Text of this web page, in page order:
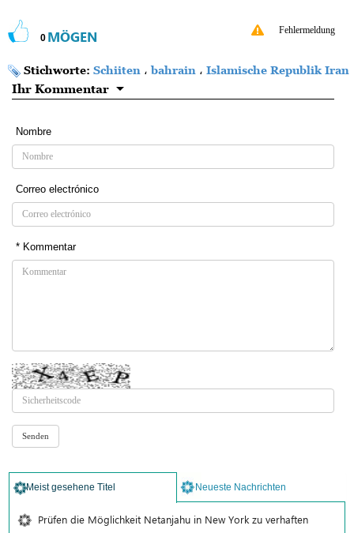
0 MÖGEN Fehlermeldung
Stichworte: Schiiten ،bahrain ، Islamische Republik Iran
Ihr Kommentar
Nombre
Correo electrónico
* Kommentar
Meist gesehene Titel Neueste Nachrichten
Prüfen die Möglichkeit Netanjahu in New York zu verhaften